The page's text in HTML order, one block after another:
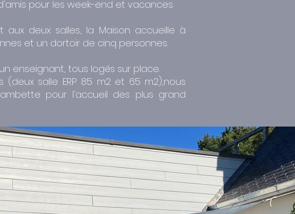
pour les week-end et vacances.
deux salles, la Maison accueille à
et un dortoir de cinq personnes.
enseignant, tous logés sur place.
salle ERP 85 m2 et 65 m2),nous
pour l'accueil des plus grand